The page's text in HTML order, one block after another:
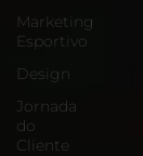
Marketing
Esportivo
Design
Jornada
do
Cliente